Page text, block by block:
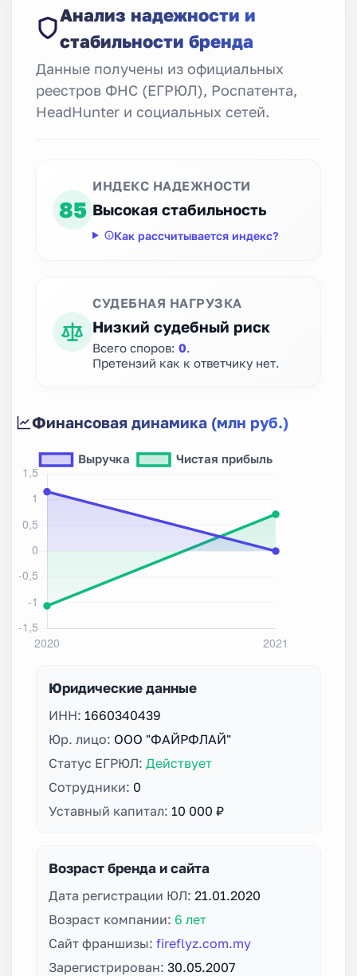
Анализ надежности и
стабильности бренда
Данные получены из официальных
реестров ФНС (ЕГРЮЛ), Роспатента,
HeadHunter и социальных сетей.
85
ИНДЕКС НАДЕЖНОСТИ
Высокая стабильность
Как рассчитывается индекс?
СУДЕБНАЯ НАГРУЗКА
Низкий судебный риск
Всего споров: 0
Претензий как к ответчику нет.
Финансовая динамика (млн руб.)
Юридические данные
ИНН: 1660340439
Юр. лицо: ООО "ФАЙРФЛАЙ"
Статус ЕГРЮЛ: Действует
Сотрудники: 0
Уставный капитал: 10 000 ₽
Возраст бренда и сайта
Дата регистрации ЮЛ: 21.01.2020
Возраст компании: 6 лет
Сайт франшизы: fireflyz.com.my
Зарегистрирован: 30.05.2007